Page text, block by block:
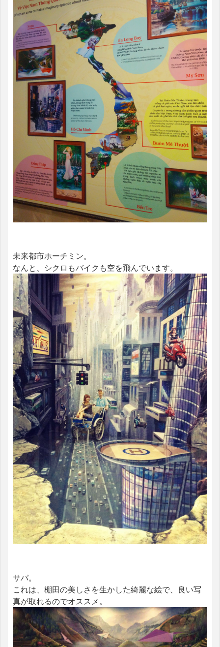
未来都市ホーチミン。
なんと、シクロもバイクも空を飛んでいます。
サパ。
これは、棚田の美しさを生かした綺麗な絵で、良い写
真が取れるのでオススメ。